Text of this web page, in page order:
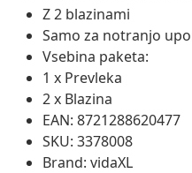
Z 2 blazinami
Samo za notranjo
Vsebina paketa:
1 x Prevleka
2 x Blazina
EAN: 8721288620477
SKU: 3378008
Brand: vidaXL